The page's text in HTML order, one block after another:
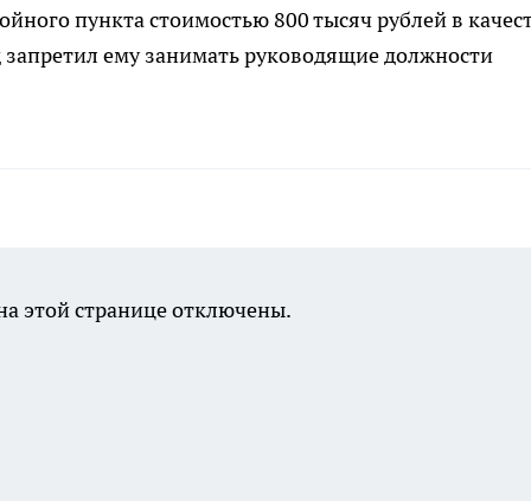
пункта стоимостью 800 тысяч рублей в
ему занимать руководящие должности
этой странице отключены.